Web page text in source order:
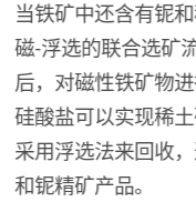
当铁矿中还含有铌
磁-浮选的联合选矿
后，对磁性铁矿物
硅酸盐可以实现稀
采用浮选法来回收
和铌精矿产品。